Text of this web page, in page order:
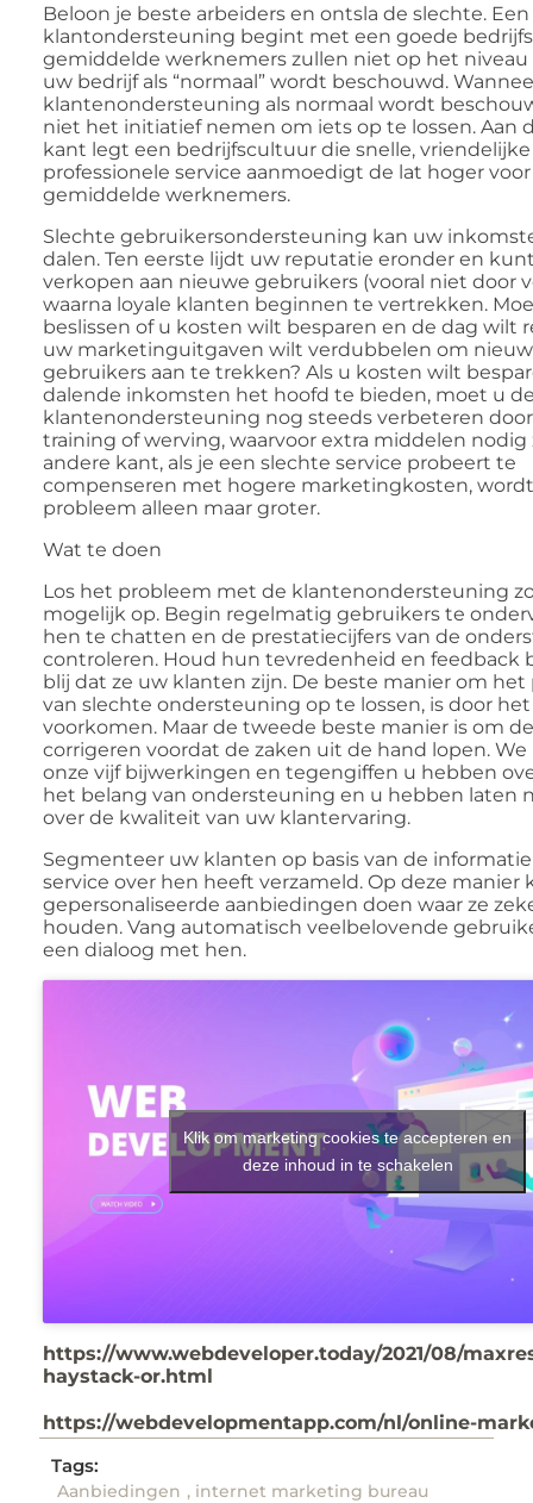
Beloon je beste arbeiders en ontsla de slechte.
klantondersteuning begint met een goede
gemiddelde werknemers zullen niet op het niveau
uw bedrijf als “normaal” wordt beschouwd.
klantenondersteuning als normaal wordt
niet het initiatief nemen om iets op te lossen. Aan
kant legt een bedrijfscultuur die snelle,
professionele service aanmoedigt de lat hoger voor
gemiddelde werknemers.
Slechte gebruikersondersteuning kan uw
dalen. Ten eerste lijdt uw reputatie eronder en
verkopen aan nieuwe gebruikers (vooral niet door
waarna loyale klanten beginnen te vertrekken.
beslissen of u kosten wilt besparen en de dag wilt
uw marketinguitgaven wilt verdubbelen om
gebruikers aan te trekken? Als u kosten wilt
dalende inkomsten het hoofd te bieden, moet u
klantenondersteuning nog steeds verbeteren
training of werving, waarvoor extra middelen nodig
andere kant, als je een slechte service probeert te
compenseren met hogere marketingkosten,
probleem alleen maar groter.
Wat te doen
Los het probleem met de klantenondersteuning
mogelijk op. Begin regelmatig gebruikers te
hen te chatten en de prestatiecijfers van de
controleren. Houd hun tevredenheid en feedback
blij dat ze uw klanten zijn. De beste manier om
van slechte ondersteuning op te lossen, is door
voorkomen. Maar de tweede beste manier is om
corrigeren voordat de zaken uit de hand lopen.
onze vijf bijwerkingen en tegengiffen u hebben
het belang van ondersteuning en u hebben laten
over de kwaliteit van uw klantervaring.
Segmenteer uw klanten op basis van de
service over hen heeft verzameld. Op deze manier
gepersonaliseerde aanbiedingen doen waar ze
houden. Vang automatisch veelbelovende
een dialoog met hen.
Klik om marketing cookies te accepteren en
deze inhoud in te schakelen
https://www.webdeveloper.today/2021/08/
haystack-or.html
https://webdevelopmentapp.com/nl/online-
Tags:
Aanbiedingen , internet marketing bureau